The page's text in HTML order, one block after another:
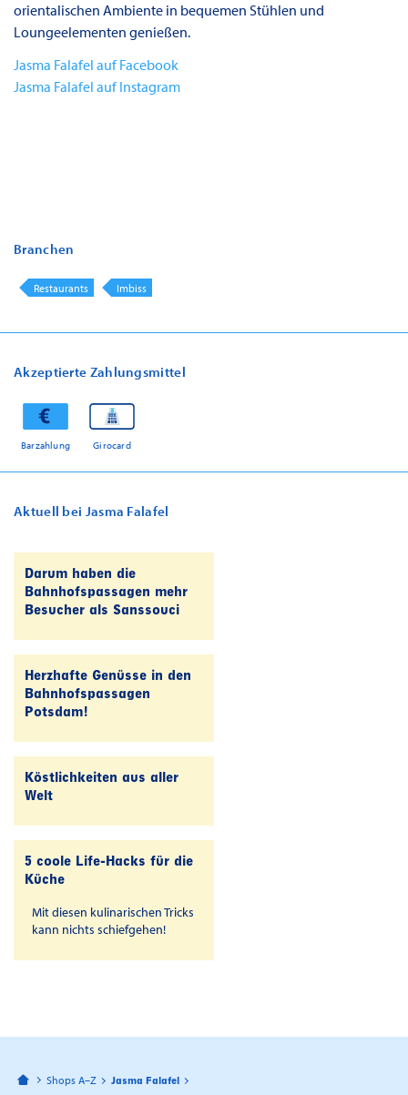
orientalischen Ambiente in bequemen Stühlen und
Loungeelementen genießen.
Jasma Falafel auf Facebook
Jasma Falafel auf Instagram
Branchen
Restaurants Imbiss
Akzeptierte Zahlungsmittel
Barzahlung Girocard
Aktuell bei Jasma Falafel
Darum haben die
Bahnhofspassagen mehr
Besucher als Sanssouci
Herzhafte Genüsse in den
Bahnhofspassagen
Potsdam!
Köstlichkeiten aus aller
Welt
5 coole Life-Hacks für die
Küche
Mit diesen kulinarischen Tricks
kann nichts schiefgehen!
Bahnhofspassagen Potsdam
Shops A–Z Jasma Falafel